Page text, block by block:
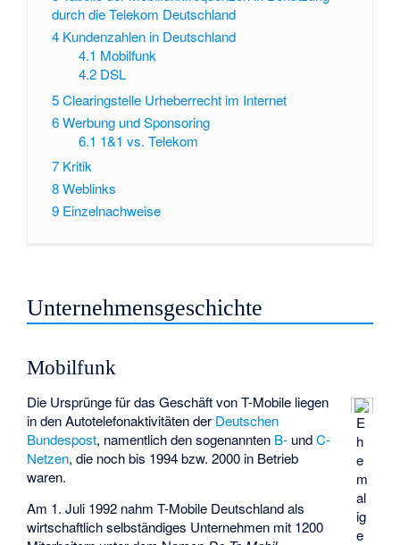
durch die Telekom Deutschland
4 Kundenzahlen in Deutschland
4.1 Mobilfunk
4.2 DSL
5Clearingstelle Urheberrecht im Internet
6Werbung und Sponsoring
6.1 1&1 vs. Telekom
7 Kritik
8Weblinks
9 Einzelnachweise
Unternehmensgeschichte
Mobilfunk
E
h
e
m
al
ig
e
Die Ursprünge für das Geschäft von T-Mobile liegen
in den Autotelefonaktivitäten der Deutschen
Bundespost, namentlich den sogenannten B- undC-
Netzen, die noch bis 1994 bzw. 2000 in Betrieb
waren.
Am 1. Juli 1992 nahm T-Mobile Deutschland als
wirtschaftlich selbständiges Unternehmen mit 1200